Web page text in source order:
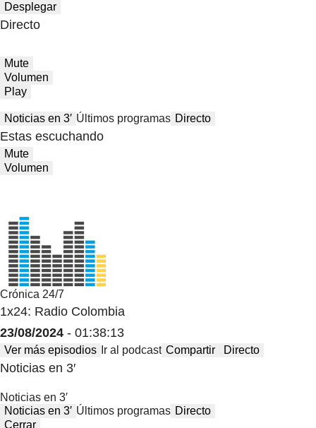
Desplegar
Directo
Mute
Volumen
Play
Noticias en 3′ Últimos programas Directo
Estas escuchando
Mute
Volumen
Crónica 24/7
1x24: Radio Colombia
23/08/2024 - 01:38:13
Ver más episodios Ir al podcast Compartir Directo
Noticias en 3′
Noticias en 3′
Noticias en 3′ Últimos programas Directo
Cerrar